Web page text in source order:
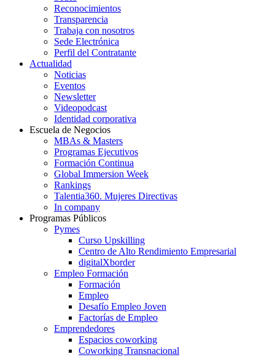
Reconocimientos
Transparencia
Trabaja con nosotros
Sede Electrónica
Perfil del Contratante
Actualidad
Noticias
Eventos
Newsletter
Videopodcast
Identidad corporativa
Escuela de Negocios
MBAs & Masters
Programas Ejecutivos
Formación Continua
Global Immersion Week
Rankings
Talentia360. Mujeres Directivas
In company
Programas Públicos
Pymes
Curso Upskilling
Centro de Alto Rendimiento Empresarial
digitalXborder
Empleo Formación
Formación
Empleo
Desafío Empleo Joven
Factorías de Empleo
Emprendedores
Espacios coworking
Coworking Transnacional